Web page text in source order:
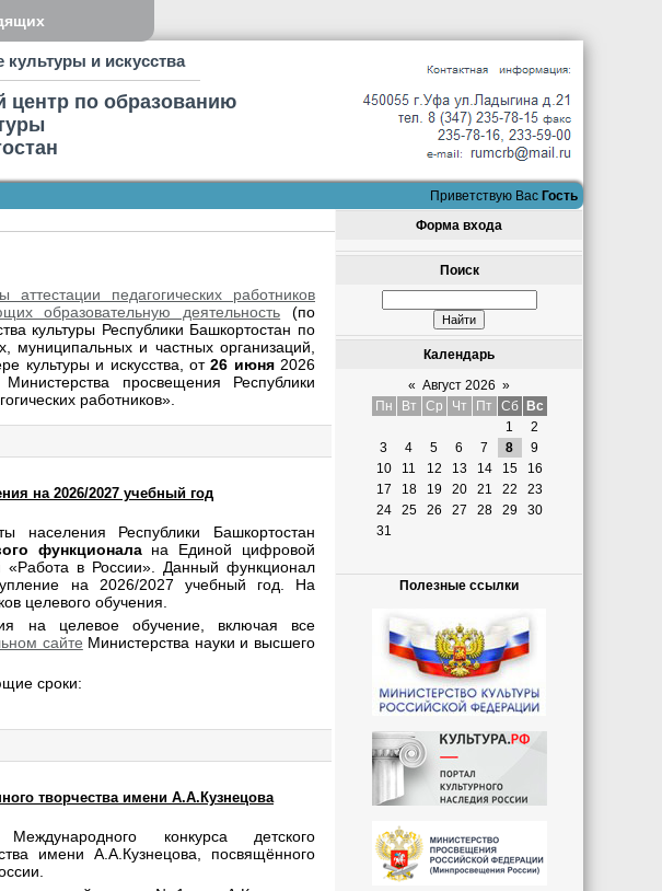
и искусства
центр по образованию
Приветствую Вас Гость
аттестации педагогических работников
образовательную деятельность (по
культуры Республики Башкортостан по
муниципальных и частных организаций,
культуры и искусства, от26 июня2026
просвещения Республики
работников».
на 2026/2027 учебный год
населения Республики Башкортостан
функционалана Единой цифровой
в России». Данный функционал
на 2026/2027 учебный год. На
целевого обучения.
на целевое обучение, включая все
сайте Министерства науки и высшего
сроки:
творчества имени А.А.Кузнецова
конкурса детского
имени А.А.Кузнецова, посвящённого
Форма входа
Поиск
Календарь
« Август 2026 »
Пн
Вт Ср Чт Пт Сб
Вс
1
2
3
4 5 6 7 8
9
10
11 12 13 14 15
16
17
18 19 20 21 22
23
24
25 26 27 28 29
30
31
Полезные ссылки